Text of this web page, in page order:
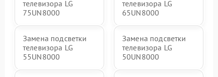
телевизора LG
75UN8000
телевизора LG
65UN8000
Замена подсветки
телевизора LG
55UN8000
Замена подсветки
телевизора LG
50UN8000